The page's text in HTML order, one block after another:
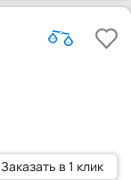
Заказать в 1 клик